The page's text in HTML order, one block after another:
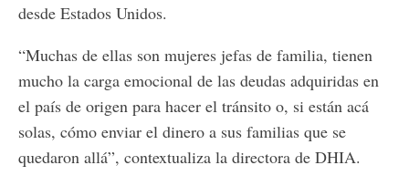
desde Estados Unidos.
“Muchas de ellas son mujeres jefas de familia, tienen
mucho la carga emocional de las deudas adquiridas en
el país de origen para hacer el tránsito o, si están acá
solas, cómo enviar el dinero a sus familias que se
quedaron allá”, contextualiza la directora de DHIA.